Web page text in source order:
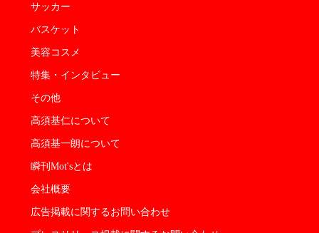
サッカー
バスケット
美容コスメ
特集・インタビュー
その他
高須基仁について
高須基一朗について
瞬刊Mot'sとは
会社概要
広告掲載に関するお問い合わせ